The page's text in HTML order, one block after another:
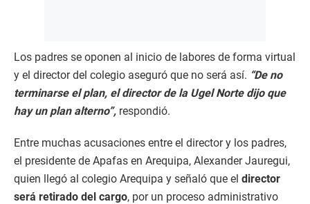
Los padres se oponen al inicio de labores de forma virtual
y el director del colegio aseguró que no será así. “De no
terminarse el plan, el director de la Ugel Norte dijo que
hay un plan alterno”, respondió.
Entre muchas acusaciones entre el director y los padres,
el presidente de Apafas en Arequipa, Alexander Jauregui,
quien llegó al colegio Arequipa y señaló que el director
será retirado del cargo, por un proceso administrativo